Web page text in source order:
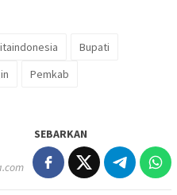
Bupati
Pemkab
SEBARKAN